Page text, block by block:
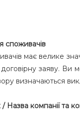
споживачів
має велике
заяву.
визначаються
Назва компанії та